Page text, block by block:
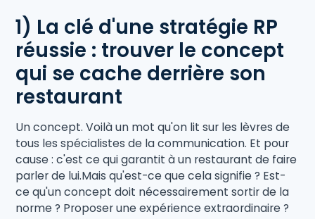
1) La clé d'une stratégie RP
réussie : trouver le concept
qui se cache derrière son
restaurant
Un concept. Voilà un mot qu'on lit sur les lèvres de
tous les spécialistes de la communication. Et pour
cause : c'est ce qui garantit à un restaurant de faire
parler de lui.Mais qu'est-ce que cela signifie ? Est-
ce qu'un concept doit nécessairement sortir de la
norme ? Proposer une expérience extraordinaire ?